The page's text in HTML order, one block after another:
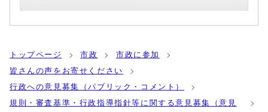
トップページ 市政
市政に参加
皆さんの声をお寄せください
行政への意見募集（パブリック・コメント）
規則・審査基準・行政指導指針等に関する意見募集（意見